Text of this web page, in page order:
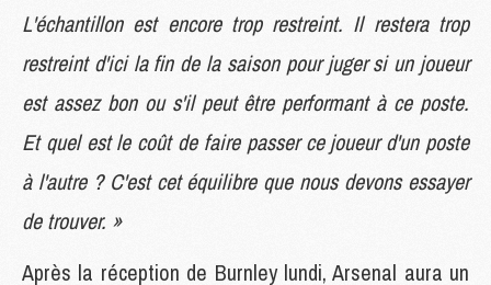
L'échantillon est encore trop restreint. Il restera trop
restreint d'ici la fin de la saison pour juger si un joueur
est assez bon ou s'il peut être performant à ce poste.
Et quel est le coût de faire passer ce joueur d'un poste
à l'autre ? C'est cet équilibre que nous devons essayer
de trouver. »
Après la réception de Burnley lundi, Arsenal aura un